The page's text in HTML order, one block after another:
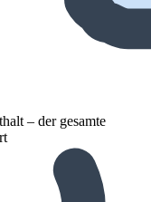
– der gesamte